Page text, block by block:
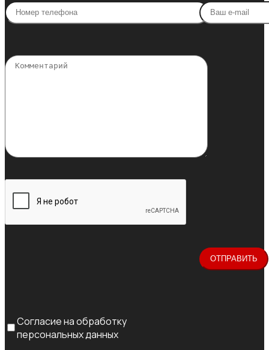
Согласие на обработку
персональных данных